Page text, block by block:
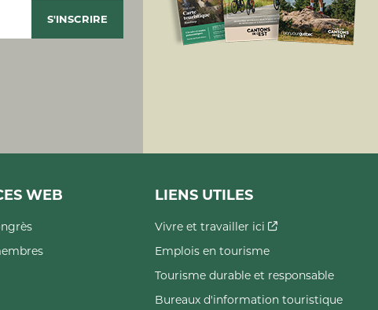
WEB LIENS UTILES
Vivre et travailler ici
Emplois en tourisme
Tourisme durable et responsable
Bureaux d'information touristique